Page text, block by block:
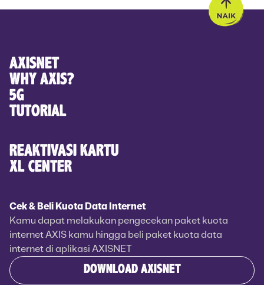
AXISNET
WHY AXIS?
5G
TUTORIAL
REAKTIVASI KARTU
XL CENTER
Cek & Beli Kuota Data Internet
Kamu dapat melakukan pengecekan paket kuota
internet AXIS kamu hingga beli paket kuota data
internet di aplikasi AXISNET
DOWNLOAD AXISNET